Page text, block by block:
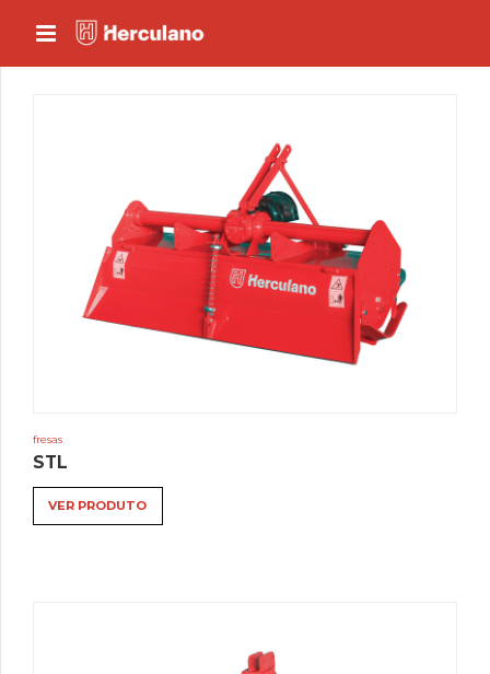
fresas
STL
VER PRODUTO